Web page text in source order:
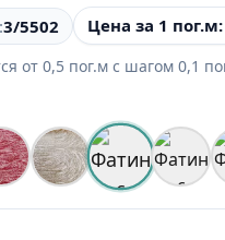
3/5502 Цена за 1
от 0,5 пог.м с шагом 0,1